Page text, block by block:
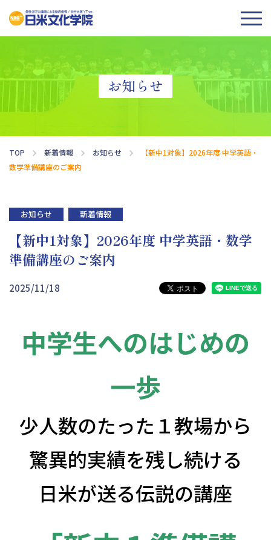
お知らせ
TOP 新着情報 お知らせ
【新中1対象】2026年度 中学英語・
数学準備講座のご案内
お知らせ 新着情報
【新中1対象】2026年度 中学英語・数学
準備講座のご案内
2025/11/18
中学生へのはじめの
一歩
少人数のたった１教場から
驚異的実績を残し続ける
日米が送る伝説の講座